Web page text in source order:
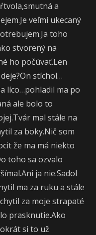
a
veľmi ukecaný
toho
stvorený na
ho počúvať.Len
stíchol…
líco…pohladil ma po
ale bolo to
mal stále na
za boky.Nič som
že ma má niekto
toho sa ozvalo
ja nie.Sadol
ma za ruku a stále
za moje strapaté
prasknutie.Ako
si to už